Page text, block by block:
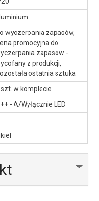
wyczerpania zapasów,
promocyjna do
zapasów -
z produkcji,
ostatnia sztuka
szt. w komplecie
- A/Wyłącznie LED